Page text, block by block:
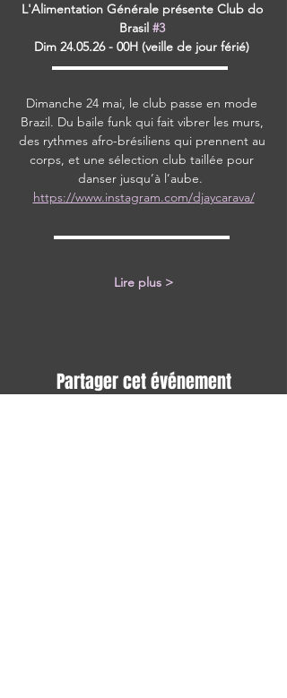
L'Alimentation Générale présente Club do
Brasil #3
Dim 24.05.26 - 00H (veille de jour férié)
▬▬▬▬▬▬▬▬▬▬▬▬▬▬
Dimanche 24 mai, le club passe en mode
Brazil. Du baile funk qui fait vibrer les murs,
des rythmes afro-brésiliens qui prennent au
corps, et une sélection club taillée pour
danser jusqu’à l’aube.
https://www.instagram.com/djaycarava/
▬▬▬▬▬▬▬▬▬▬▬▬▬▬
Lire plus >
Partager cet événement